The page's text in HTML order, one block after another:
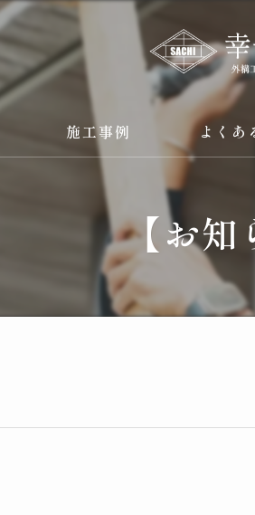
施工事例 よくあ
【お知